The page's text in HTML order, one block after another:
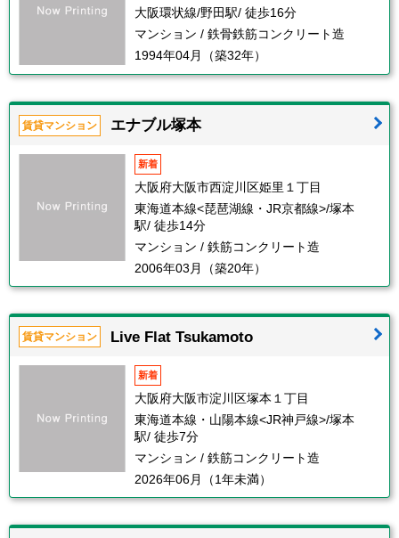
大阪環状線/野田駅/ 徒歩16分
マンション / 鉄骨鉄筋コンクリート造
1994年04月（築32年）
賃貸マンション エナブル塚本
新着
大阪府大阪市西淀川区姫里１丁目
東海道本線<琵琶湖線・JR京都線>/塚本
駅/ 徒歩14分
マンション / 鉄筋コンクリート造
2006年03月（築20年）
賃貸マンション Live Flat Tsukamoto
新着
大阪府大阪市淀川区塚本１丁目
東海道本線・山陽本線<JR神戸線>/塚本
駅/ 徒歩7分
マンション / 鉄筋コンクリート造
2026年06月（1年未満）